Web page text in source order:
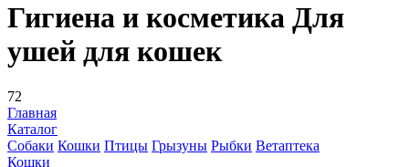
Гигиена и косметика Для
ушей для кошек
72
Главная
Каталог
Собаки Кошки Птицы Грызуны Рыбки Ветаптека
Кошки